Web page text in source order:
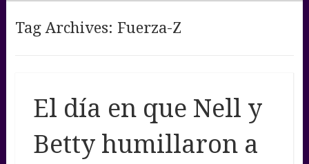
Tag Archives: Fuerza-Z
El día en que Nell y
Betty humillaron a